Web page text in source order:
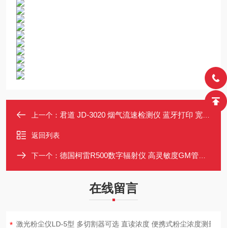
上一个： 君道 JD-3020 烟气流速检测仪 蓝牙打印 宽温彩屏 便携测量
返回列表
下一个： 德国柯雷R500数字辐射仪 高灵敏度GM管传感器 便携式USB数据传输
在线留言